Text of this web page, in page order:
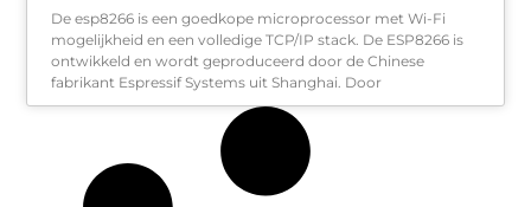
De esp8266 is een goedkope microprocessor met Wi-Fi
mogelijkheid en een volledige TCP/IP stack. De ESP8266 is
ontwikkeld en wordt geproduceerd door de Chinese
fabrikant Espressif Systems uit Shanghai. Door